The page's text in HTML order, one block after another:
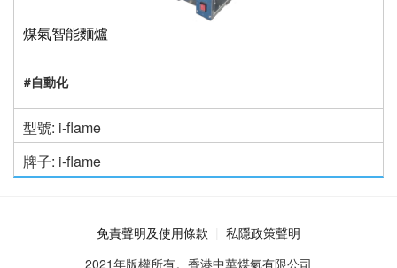
煤氣智能麵爐
#自動化
型號: i-flame
牌子: i-flame
免責聲明及使用條款
私隱政策聲明
2021年版權所有。香港中華煤氣有限公司